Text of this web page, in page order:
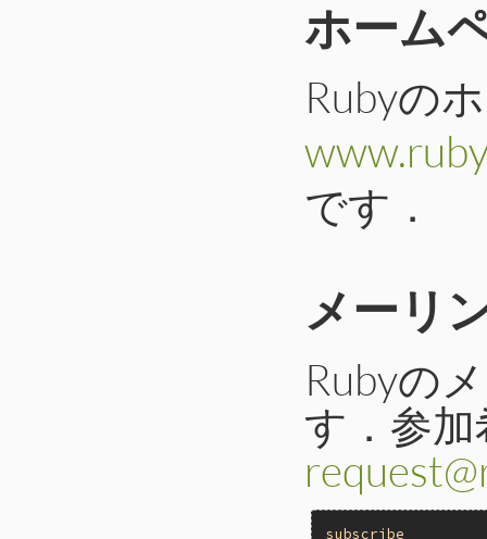
ホーム
Rubyの
です．
メーリ
Rubyの
す．参
subscribe